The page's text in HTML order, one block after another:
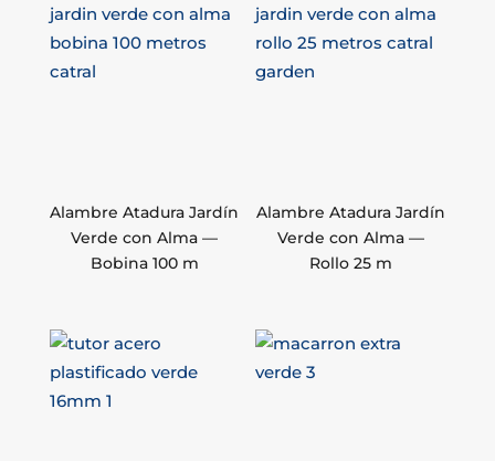
Alambre Atadura Jardín
Verde con Alma —
Bobina 100 m
Alambre Atadura Jardín
Verde con Alma —
Rollo 25 m